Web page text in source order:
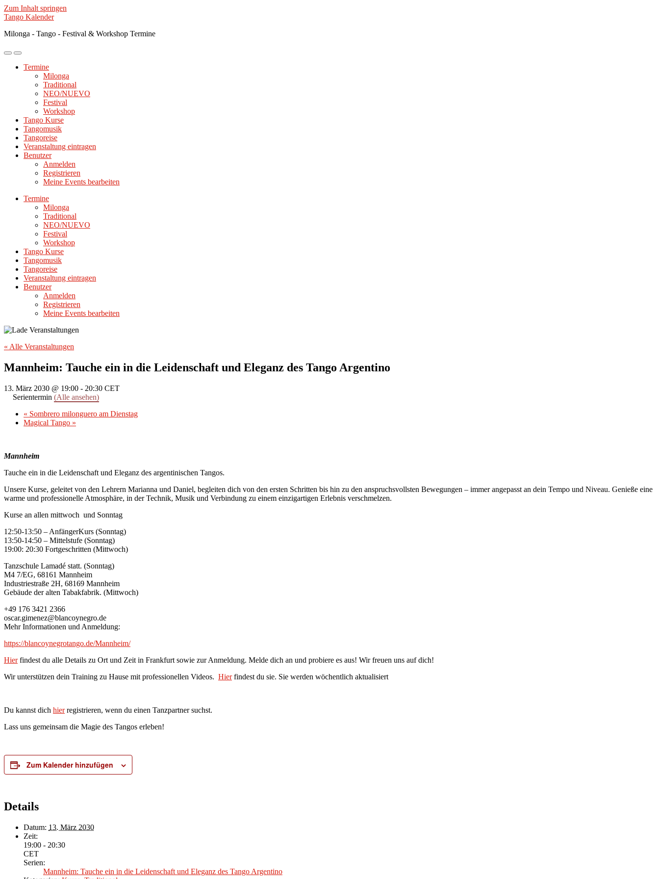
Zum Inhalt springen
Tango Kalender
Milonga - Tango - Festival & Workshop Termine
Mobile-
ein-/ausblenden
Suchfeld
ein-/ausblenden
Termine
Milonga
Traditional
NEO/NUEVO
Festival
Workshop
Tango Kurse
Tangomusik
Tangoreise
Veranstaltung eintragen
Benutzer
Anmelden
Registrieren
Meine Events bearbeiten
Termine
Milonga
Traditional
NEO/NUEVO
Festival
Workshop
Tango Kurse
Tangomusik
Tangoreise
Veranstaltung eintragen
Benutzer
Anmelden
Registrieren
Meine Events bearbeiten
« Alle Veranstaltungen
Mannheim: Tauche ein in die Leidenschaft und Eleganz des Tango Argentino
13. März 2030 @ 19:00 - 20:30 CET
Serientermin (Alle ansehen)
« Sombrero milonguero am Dienstag
Magical Tango »
Mannheim
Tauche ein in die Leidenschaft und Eleganz des argentinischen Tangos.
Unsere Kurse, geleitet von den Lehrern Marianna und Daniel, begleiten dich von den ersten Schritten bis hin zu den anspruchsvollsten Bewegungen – immer angepasst an dein Tempo und Niveau. Genieße eine
warme und professionelle Atmosphäre, in der Technik, Musik und Verbindung zu einem einzigartigen Erlebnis verschmelzen.
Kurse an allen mittwoch und Sonntag
12:50-13:50 – AnfängerKurs (Sonntag)
13:50-14:50 – Mittelstufe (Sonntag)
19:00: 20:30 Fortgeschritten (Mittwoch)
Tanzschule Lamadé statt. (Sonntag)
M4 7/EG, 68161 Mannheim
Industriestraße 2H, 68169 Mannheim
Gebäude der alten Tabakfabrik. (Mittwoch)
+49 176 3421 2366
oscar.gimenez@blancoynegro.de
Mehr Informationen und Anmeldung:
https://blancoynegrotango.de/Mannheim/
Hierfindest du alle Details zu Ort und Zeit in Frankfurt sowie zur Anmeldung. Melde dich an und probiere es aus! Wir freuen uns auf dich!
Wir unterstützen dein Training zu Hause mit professionellen Videos. Hierfindest du sie. Sie werden wöchentlich aktualisiert
Du kannst dich hierregistrieren, wenn du einen Tanzpartner suchst.
Lass uns gemeinsam die Magie des Tangos erleben!
Zum Kalender hinzufügen
Details
Datum: 13. März 2030
Zeit:
19:00 - 20:30
CET
Serien:
Mannheim: Tauche ein in die Leidenschaft und Eleganz des Tango Argentino